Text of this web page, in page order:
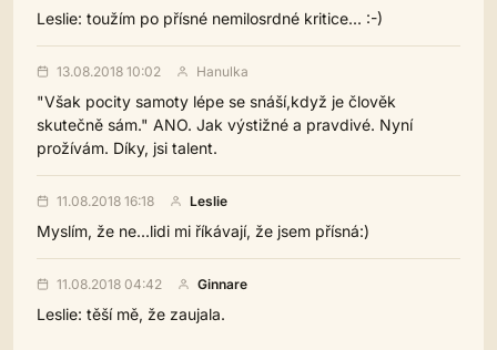
Leslie: toužím po přísné nemilosrdné kritice... :-)
13.08.2018 10:02 Hanulka
"Však pocity samoty lépe se snáší,když je člověk
skutečně sám." ANO. Jak výstižné a pravdivé. Nyní
prožívám. Díky, jsi talent.
11.08.2018 16:18 Leslie
Myslím, že ne...lidi mi říkávají, že jsem přísná:)
11.08.2018 04:42 Ginnare
Leslie: těší mě, že zaujala.